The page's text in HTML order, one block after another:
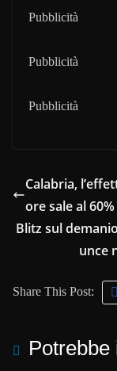
Pubblicità
Pubblicità
Pubblicità
Calabria,
ore sale al
Blitz sul
unce
Share This Post:
Potrebbe